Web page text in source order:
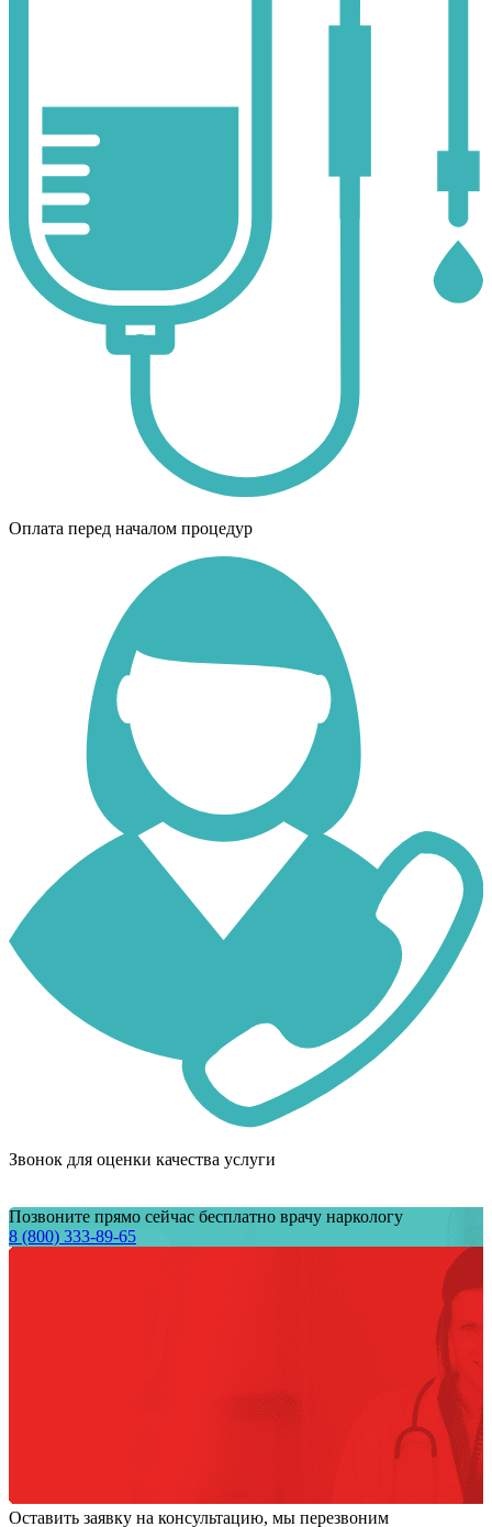
Оплата перед началом процедур
Звонок для оценки качества услуги
Позвоните прямо сейчас бесплатно врачу наркологу
8 (800) 333-89-65
Оставить заявку на консультацию, мы перезвоним